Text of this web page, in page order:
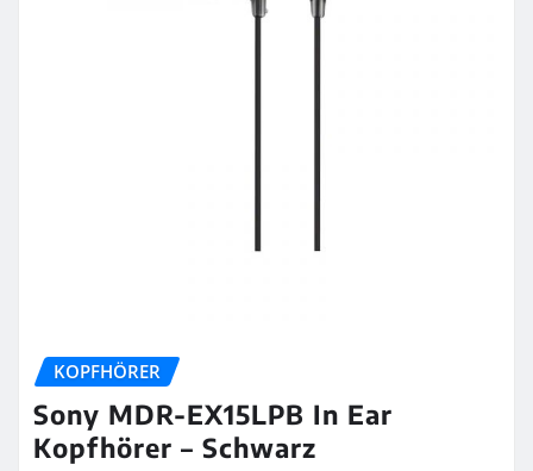
KOPFHÖRER
Sony MDR-EX15LPB In Ear
Kopfhörer – Schwarz